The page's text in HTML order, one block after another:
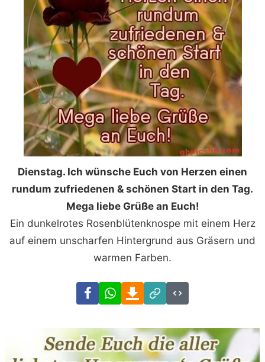
Dienstag. Ich wünsche Euch von Herzen einen
rundum zufriedenen & schönen Start in den Tag.
Mega liebe Grüße an Euch!
Ein dunkelrotes Rosenblütenknospe mit einem Herz
auf einem unscharfen Hintergrund aus Gräsern und
warmen Farben.
FacebookWhatsAppDownload
Link
Code